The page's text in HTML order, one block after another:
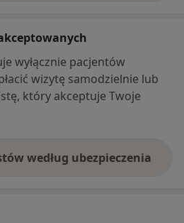
wyłącznie pacjentów
wizytę samodzielnie lub
który akceptuje Twoje
według ubezpieczenia